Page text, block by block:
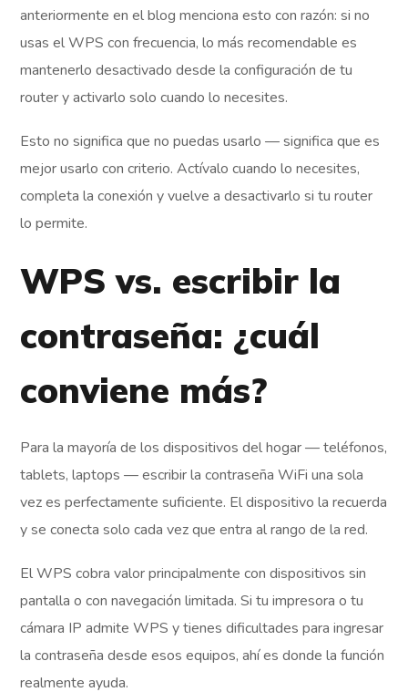
anteriormente en el blog menciona esto con razón: si no
usas el WPS con frecuencia, lo más recomendable es
mantenerlo desactivado desde la configuración de tu
router y activarlo solo cuando lo necesites.
Esto no significa que no puedas usarlo — significa que es
mejor usarlo con criterio. Actívalo cuando lo necesites,
completa la conexión y vuelve a desactivarlo si tu router
lo permite.
WPS vs. escribir la
contraseña: ¿cuál
conviene más?
Para la mayoría de los dispositivos del hogar — teléfonos,
tablets, laptops — escribir la contraseña WiFi una sola
vez es perfectamente suficiente. El dispositivo la recuerda
y se conecta solo cada vez que entra al rango de la red.
El WPS cobra valor principalmente con dispositivos sin
pantalla o con navegación limitada. Si tu impresora o tu
cámara IP admite WPS y tienes dificultades para ingresar
la contraseña desde esos equipos, ahí es donde la función
realmente ayuda.